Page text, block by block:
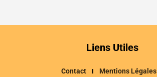
Liens Utiles
Contact Mentions Légales